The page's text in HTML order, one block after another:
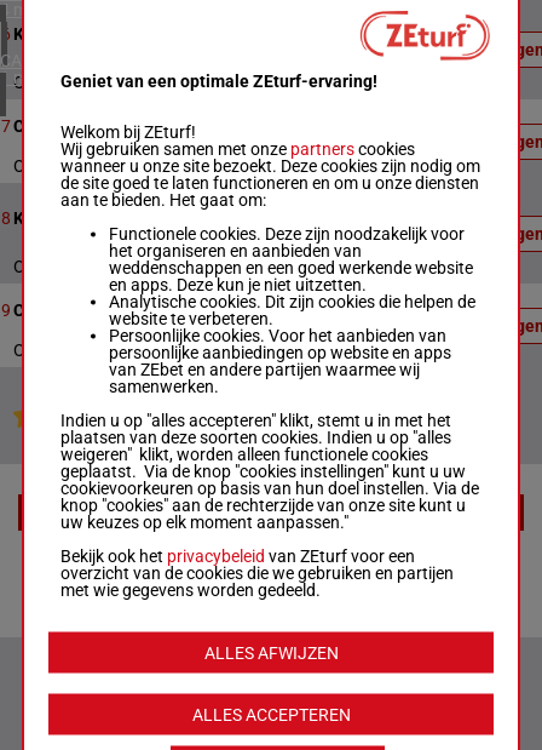
4 meeting(s)
CANADA
1 meeting(s)
6 Kallblodslopp 20:11
Officiële
uitslag:
10 - 11 -
Officiële uitslag : 10 - 11 - 7
7Course 7
1 - 4 - 6
Officiële uitslag : 1 - 4 - 6
8 Kallblodslopp
Officiële
9 - 13 -
1
Officiële uitslag : 9 - 13 - 1
9Course 9 7 1640m21:07
Officiële
uitslag:
Officiële uitslag : 3 - 4 - 2
Jouw favoriete paarden
EXTRA
Racecards
Geniet van een optimale ZEturf-ervaring!
Welkom bij ZEturf!
Wij gebruiken samen met onze partnerscookies
wanneer u onze site bezoekt. Deze cookies zijn nodig om
de site goed te laten functioneren en om u onze diensten
aan te bieden. Het gaat om:
Functionele cookies. Deze zijn noodzakelijk voor
het organiseren en aanbieden van
weddenschappen en een goed werkende website
en apps. Deze kun je niet uitzetten.
Analytische cookies. Dit zijn cookies die helpen de
website te verbeteren.
Persoonlijke cookies. Voor het aanbieden van
persoonlijke aanbiedingen op website en apps
van ZEbet en andere partijen waarmee wij
samenwerken.
Indien u op "alles accepteren" klikt, stemt u in met het
plaatsen van deze soorten cookies. Indien u op "alles
weigeren" klikt, worden alleen functionele cookies
geplaatst. Via de knop "cookies instellingen" kunt u uw
cookievoorkeuren op basis van hun doel instellen. Via de
knop "cookies" aan de rechterzijde van onze site kunt u
uw keuzes op elk moment aanpassen."
Bekijk ook het privacybeleid van ZEturf voor een
overzicht van de cookies die we gebruiken en partijen
met wie gegevens worden gedeeld.
ALLES ACCEPTEREN
ALLES AFWIJZEN